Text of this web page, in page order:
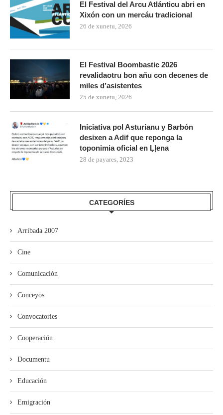
El Festival del Arcu Atlánticu abri en
Xixón con un mercáu tradicional
26 de xunetu, 2026
El Festival Boombastic 2026
revalidaotru bon añu con decenes de
miles d’asistentes
25 de xunetu, 2026
Iniciativa pol Asturianu y Barbón
desixen a Adif que reponga la
toponimia oficial en Ḷḷena
28 de payares, 2023
CATEGORÍES
Arribada 2007
Cine
Comunicación
Conceyos
Convocatories
Cooperación
Documentu
Educación
Emigración